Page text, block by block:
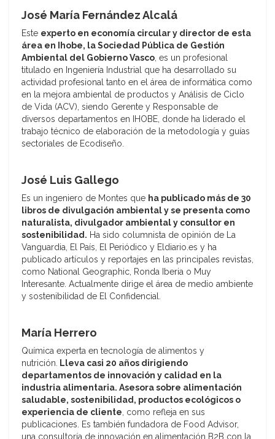
José María Fernández Alcalá
Este experto en economía circular y director de esta
área en Ihobe, la Sociedad Pública de Gestión
Ambiental del Gobierno Vasco, es un profesional
titulado en Ingeniería Industrial que ha desarrollado su
actividad profesional tanto en el área de informática como
en la mejora ambiental de productos y Análisis de Ciclo
de Vida (ACV), siendo Gerente y Responsable de
diversos departamentos en IHOBE, donde ha liderado el
trabajo técnico de elaboración de la metodología y guías
sectoriales de Ecodiseño.
José Luis Gallego
Es un ingeniero de Montes que ha publicado más de 30
libros de divulgación ambiental y se presenta como
naturalista, divulgador ambiental y consultor en
sostenibilidad. Ha sido columnista de opinión de La
Vanguardia, El País, El Periódico y Eldiario.es y ha
publicado artículos y reportajes en las principales revistas,
como National Geographic, Ronda Iberia o Muy
Interesante. Actualmente dirige el área de medio ambiente
y sostenibilidad de El Confidencial.
María Herrero
Química experta en tecnología de alimentos y
nutrición. Lleva casi 20 años dirigiendo
departamentos de innovación y calidad en la
industria alimentaria. Asesora sobre alimentación
saludable, sostenibilidad, productos ecológicos o
experiencia de cliente, como refleja en sus
publicaciones. Es también fundadora de Food Advisor,
una consultoría de innovación en alimentación B2B con la